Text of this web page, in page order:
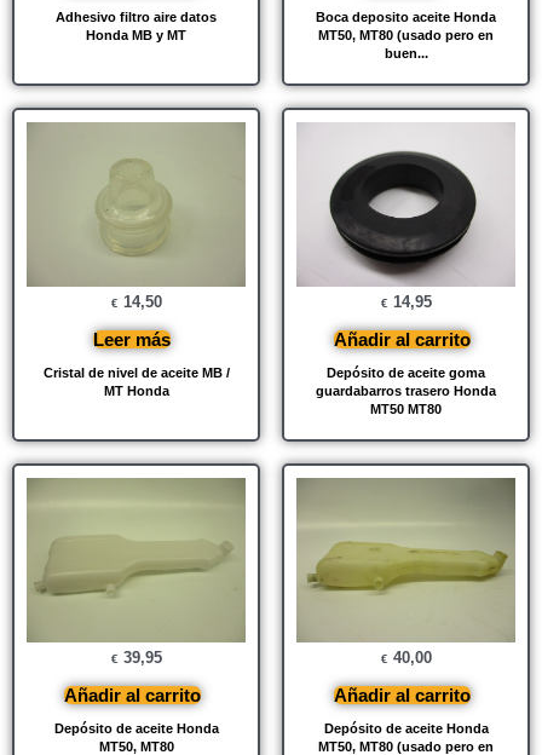
Adhesivo filtro aire datos
Honda MB y MT
Boca deposito aceite Honda
MT50, MT80 (usado pero en
buen...
Cristal de nivel de aceite MB /
MT Honda
€ 14,50
Leer más
Depósito de aceite goma
guardabarros trasero Honda
MT50 MT80
€ 14,95
Añadir al carrito
Depósito de aceite Honda
MT50, MT80
€ 39,95
Añadir al carrito
Depósito de aceite Honda
MT50, MT80 (usado pero en
€ 40,00
Añadir al carrito